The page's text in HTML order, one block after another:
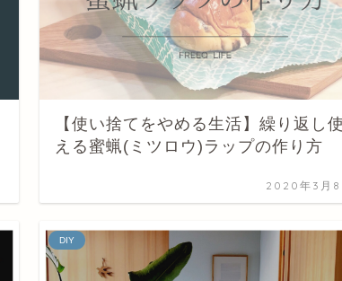
【使い捨てをやめる生活】繰り返し使
える蜜蝋(ミツロウ)ラップの作り方
2020年3月8
DIY